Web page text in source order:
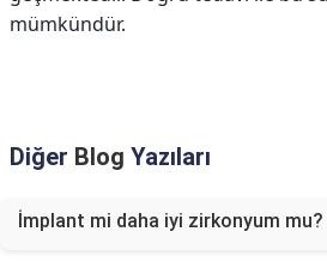
mümkündür.
Diğer Blog Yazıları
İmplant mi daha iyi zirkonyum mu?